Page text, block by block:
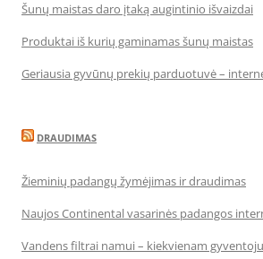
Šunų maistas daro įtaką augintinio išvaizdai
Produktai iš kurių gaminamas šunų maistas
Geriausia gyvūnų prekių parduotuvė –
DRAUDIMAS
Žieminių padangų žymėjimas ir draudimas
Naujos Continental vasarinės padangos
Vandens filtrai namui – kiekvienam